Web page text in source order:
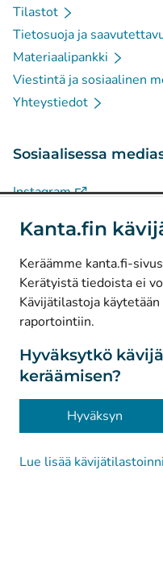
Kanta.fin
Keräämme kanta.fi-
Kerätyistä tiedoista ei
Kävijätilastoja
raportointiin.
Hyväksytkö
keräämisen?
Hyväksyn
Lue lisää
Tilastot
Tietosuoja ja
Materiaalipankki
Viestintä ja sosiaalinen
Yhteystiedot
Sosiaalisessa
Instagram(Avautuu
Facebook(Avautuu
© Kanta-Palvelut,
Tietosuoja
Tietoa sivustosta
Saavutettavuus
Evästeet